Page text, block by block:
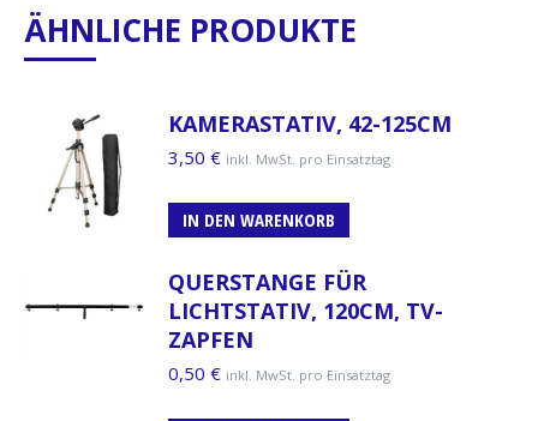
ÄHNLICHE PRODUKTE
KAMERASTATIV, 42-125CM
3,50 € inkl. MwSt. pro Einsatztag
IN DEN WARENKORB
QUERSTANGE FÜR
LICHTSTATIV, 120CM, TV-
ZAPFEN
0,50 € inkl. MwSt. pro Einsatztag